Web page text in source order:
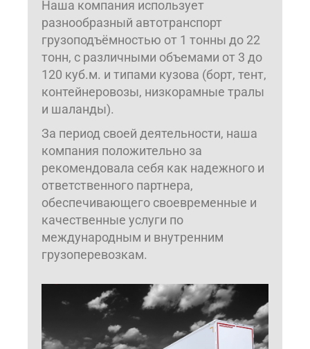
Наша компания использует
разнообразный автотранспорт
грузоподъёмностью от 1 тонны до 22
тонн, с различными объемами от 3 до
120 куб.м. и типами кузова (борт, тент,
контейнеровозы, низкорамные тралы
и шаланды).
За период своей деятельности, наша
компания положительно за
рекомендовала себя как надежного и
ответственного партнера,
обеспечивающего своевременные и
качественные услуги по
международным и внутренним
грузоперевозкам.